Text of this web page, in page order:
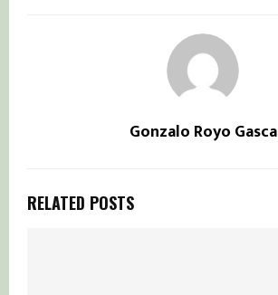
Gonzalo Royo Gasca
RELATED POSTS